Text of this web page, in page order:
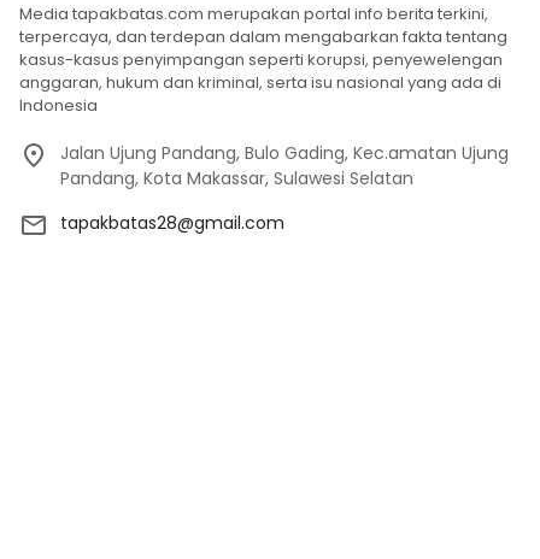
Media tapakbatas.com merupakan portal info berita terkini,
terpercaya, dan terdepan dalam mengabarkan fakta tentang
kasus-kasus penyimpangan seperti korupsi, penyewelengan
anggaran, hukum dan kriminal, serta isu nasional yang ada di
Indonesia
Jalan Ujung Pandang, Bulo Gading, Kec.amatan Ujung
Pandang, Kota Makassar, Sulawesi Selatan
tapakbatas28@gmail.com